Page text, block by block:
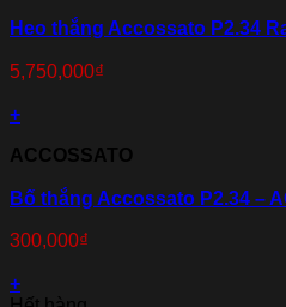
Heo thắng Accossato P2.34
5,750,000₫
+
ACCOSSATO
Bố thắng Accossato P2.34 –
300,000₫
+